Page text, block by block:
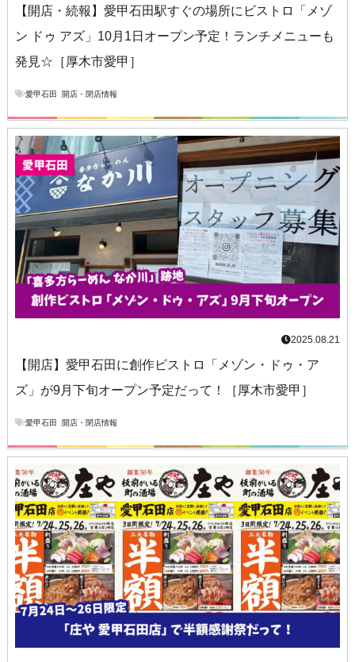
【開店・続報】愛甲石田駅すぐの場所にビストロ「メゾ
ン ドゥ アズ」10月1日オープン予定！ランチメニューも
発見☆［厚木市愛甲］
愛甲石田 開店・閉店情報
2025.08.21
【開店】愛甲石田に創作ビストロ「メゾン・ドゥ・ア
ズ」が9月下旬オープン予定だって！［厚木市愛甲］
愛甲石田 開店・閉店情報